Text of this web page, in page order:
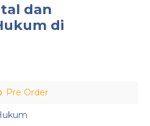
dan
di
Pre Order